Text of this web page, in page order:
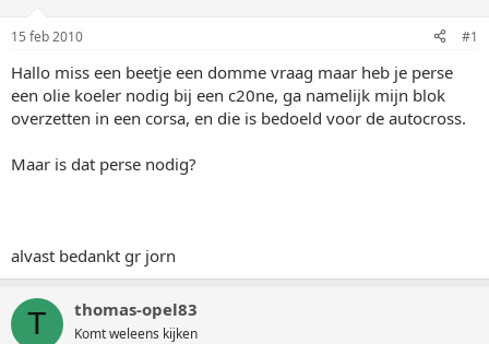
t
a
r
e
r
u
15 feb 2010 #1
Hallo miss een beetje een domme vraag maar heb je perse
een olie koeler nodig bij een c20ne, ga namelijk mijn blok
overzetten in een corsa, en die is bedoeld voor de autocross.
Maar is dat perse nodig?
alvast bedankt gr jorn
T thomas-opel83
Komt weleens kijken